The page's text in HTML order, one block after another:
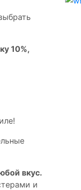
10%,
вкус.
и